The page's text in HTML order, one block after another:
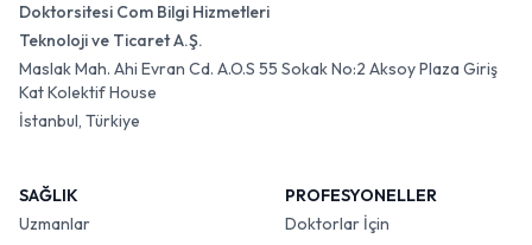
Doktorsitesi Com Bilgi Hizmetleri
Teknoloji ve Ticaret A.Ş.
Maslak Mah. Ahi Evran Cd. A.O.S 55 Sokak No:2 Aksoy Plaza Giriş
Kat Kolektif House
İstanbul, Türkiye
SAĞLIK
Uzmanlar
PROFESYONELLER
Doktorlar İçin